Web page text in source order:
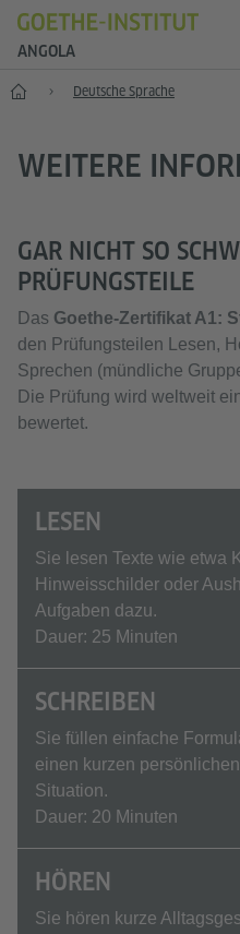
ANGOLA
Start Deutsche Sprache
WEITERE
GAR NICHT SO
PRÜFUNGSTEILE
Das Goethe-Zertifikat A1:
den Prüfungsteilen Lesen,
Sprechen (mündliche
Die Prüfung wird weltweit
bewertet.
LESEN
Sie lesen Texte wie etwa
Hinweisschilder oder
Aufgaben dazu.
Dauer: 25 Minuten
SCHREIBEN
Sie füllen einfache
einen kurzen
Situation.
Dauer: 20 Minuten
HÖREN
Sie hören kurze